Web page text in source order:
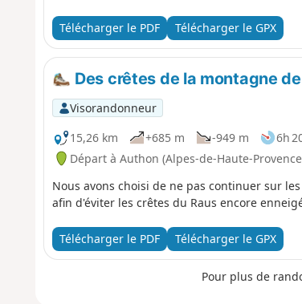
Télécharger le PDF Télécharger le GPX
Des crêtes de la montagne
Visorandonneur
15,26 km
+685 m -949 m 6h
Départ à Authon (Alpes-de-Haute-
Nous avons choisi de ne pas continuer sur
afin d'éviter les crêtes du Raus encore
Télécharger le PDF Télécharger le GPX
Pour plus de